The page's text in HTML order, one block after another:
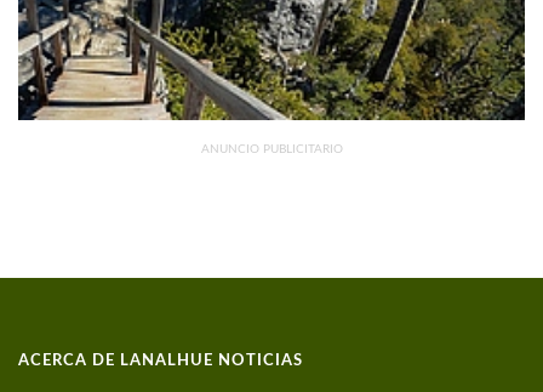
ANUNCIO PUBLICITARIO
ACERCA DE LANALHUE NOTICIAS